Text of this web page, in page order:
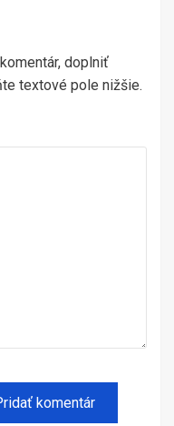
doplniť
textové pole nižšie.